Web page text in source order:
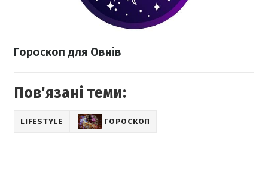
Гороскоп для Овнів
Пов'язані теми:
LIFESTYLE ГОРОСКОП